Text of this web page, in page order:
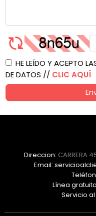
HE LEÍDO Y ACEPTO
DE DATOS // CLIC AQUÍ
Direccion: CARRERA
Email:
Línea
Servicio al